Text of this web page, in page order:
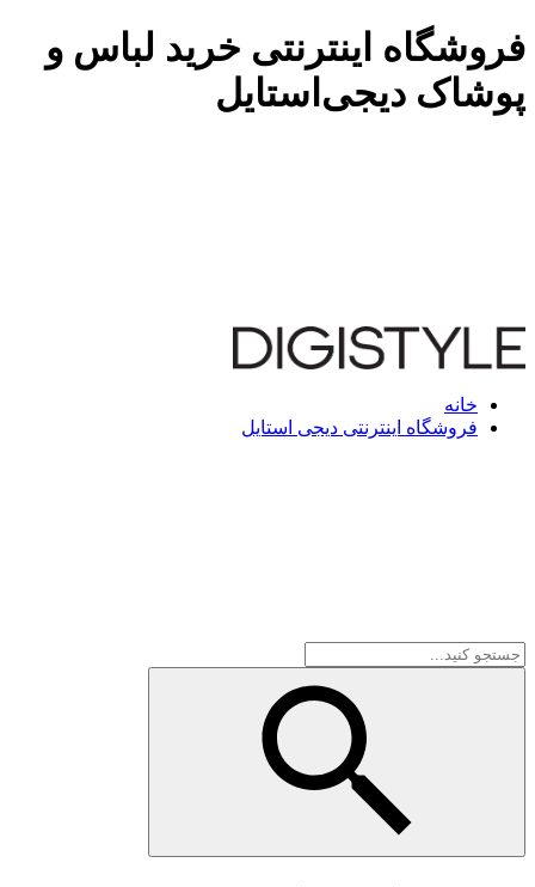
فروشگاه اینترنتی خرید لباس و
پوشاک دیجی‌استایل
خانه
فروشگاه اینترنتی دیجی استایل